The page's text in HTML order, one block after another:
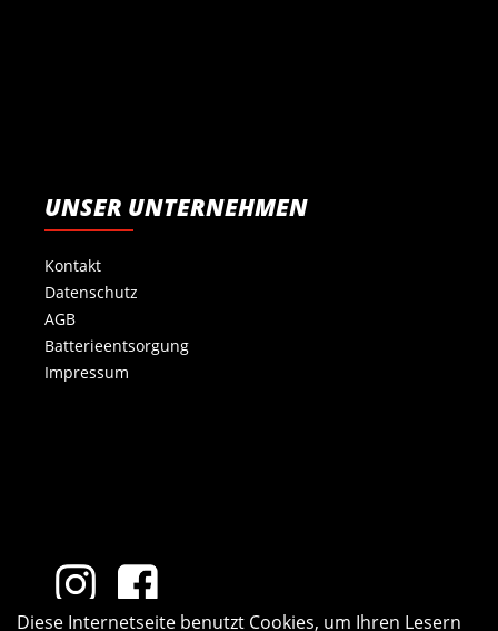
UNSER UNTERNEHMEN
Kontakt
Datenschutz
AGB
Batterieentsorgung
Impressum
Diese Internetseite benutzt Cookies, um Ihren Lesern